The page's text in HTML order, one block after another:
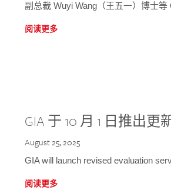
副总裁 Wuyi Wang（王五一）博士
阅读更多
GIA 于 10 月 1 日推出
August 25, 2025
GIA will launch revised evaluation
阅读更多